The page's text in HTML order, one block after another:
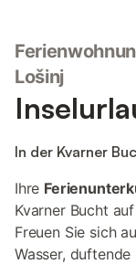
Kiesstrand ist 300
sind es 18 km. Das
Riviera bietet Ihnen
Wohnfläche und
insgesamt 5
Schlafzimmern
inbegriffen. Für
Satelliten-TV und
grundlegenden
ausgestattet.
Lošinj
In der Kvarner
Ihre
Kvarner Bucht
Freuen Sie sich
Wasser,